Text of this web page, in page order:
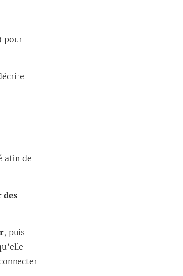
pour
afin de
des
, puis